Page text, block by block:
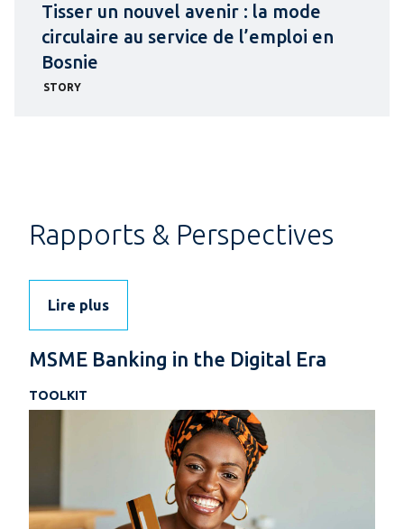
Tisser un nouvel avenir : la mode
circulaire au service de l’emploi en
Bosnie
STORY
Rapports & Perspectives
Lire plus
MSME Banking in the Digital Era
TOOLKIT